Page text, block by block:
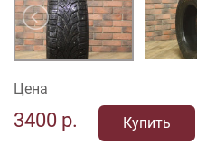
Цена
3400 р. Купить